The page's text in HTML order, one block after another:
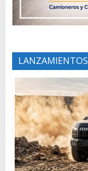
LANZAMIENTOS